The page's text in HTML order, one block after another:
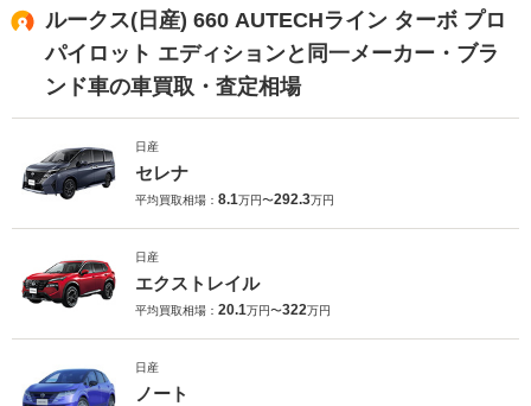
ルークス(日産) 660 AUTECHライン ターボ プロ
パイロット エディションと同一メーカー・ブラ
ンド車の車買取・査定相場
日産
セレナ
平均買取相場： 8.1万円〜292.3万円
日産
エクストレイル
平均買取相場： 20.1万円〜322万円
日産
ノート